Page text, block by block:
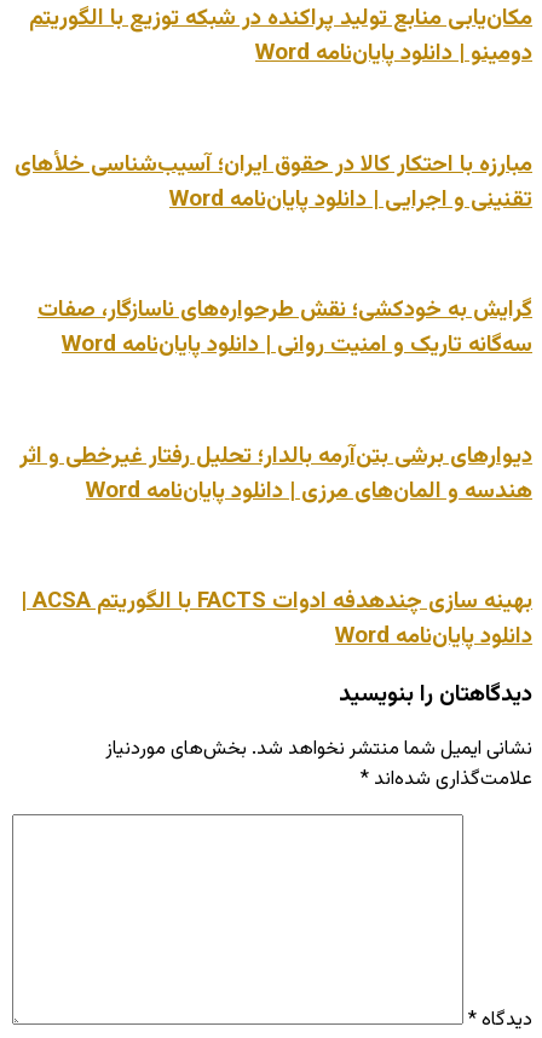
مکان‌یابی منابع تولید پراکنده در شبکه توزیع با الگوریتم
دومینو | دانلود پایان‌نامه Word
مبارزه با احتکار کالا در حقوق ایران؛ آسیب‌شناسی خلأهای
تقنینی و اجرایی | دانلود پایان‌نامه Word
گرایش به خودکشی؛ نقش طرحواره‌های ناسازگار، صفات
سه‌گانه تاریک و امنیت روانی | دانلود پایان‌نامه Word
دیوارهای برشی بتن‌آرمه بالدار؛ تحلیل رفتار غیرخطی و اثر
هندسه و المان‌های مرزی | دانلود پایان‌نامه Word
بهینه‌ سازی چندهدفه ادوات FACTS با الگوریتم ACSA |
دانلود پایان‌نامه Word
دیدگاهتان را بنویسید
نشانی ایمیل شما منتشر نخواهد شد. بخش‌های موردنیاز
علامت‌گذاری شده‌اند *
دیدگاه*